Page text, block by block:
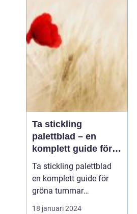
Ta stickling
palettblad – en
komplett guide för
gröna tummar
Ta stickling palettblad
en komplett guide för
gröna tummar
Palettblad, även känd
18 januari 2024